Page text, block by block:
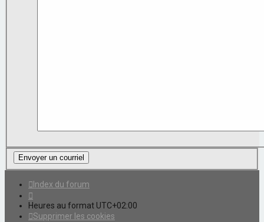
Index du forum
Heures au format UTC+02:00
Supprimer les cookies